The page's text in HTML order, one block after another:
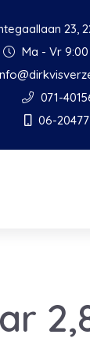
23,
Ma - Vr 9:00
071-
06-